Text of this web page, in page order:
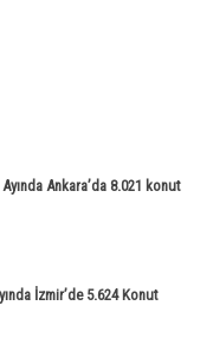
Ankara’da 8.021 konut
İzmir’de 5.624 Konut